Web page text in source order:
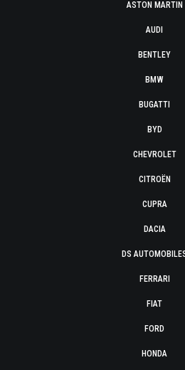
ASTON MARTIN
AUDI
BENTLEY
BMW
BUGATTI
BYD
CHEVROLET
CITROËN
CUPRA
DACIA
DS
FERRARI
FIAT
FORD
HONDA